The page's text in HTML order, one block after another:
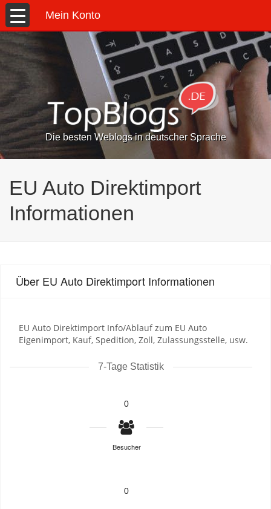
Mein Konto
Die besten Weblogs in deutscher Sprache
EU Auto Direktimport
Informationen
Über EU Auto Direktimport Informationen
EU Auto Direktimport Info/Ablauf zum EU Auto
Eigenimport, Kauf, Spedition, Zoll, Zulassungsstelle, usw.
7-Tage Statistik
0
Besucher
0